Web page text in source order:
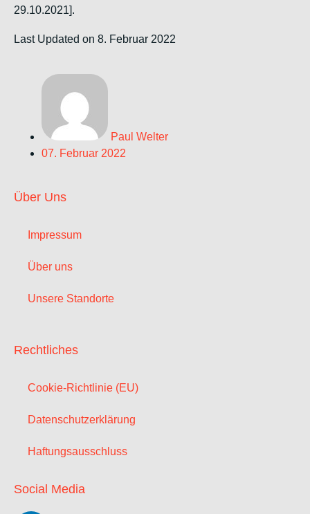
29.10.2021].
Last Updated on 8. Februar 2022
Paul Welter
07. Februar 2022
Über Uns
Impressum
Über uns
Unsere Standorte
Rechtliches
Cookie-Richtlinie (EU)
Datenschutzerklärung
Haftungsausschluss
Social Media